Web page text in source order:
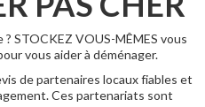
STOCKEZ VOUS-MÊMES vous
vous aider à déménager.
de partenaires locaux fiables et
Ces partenariats sont